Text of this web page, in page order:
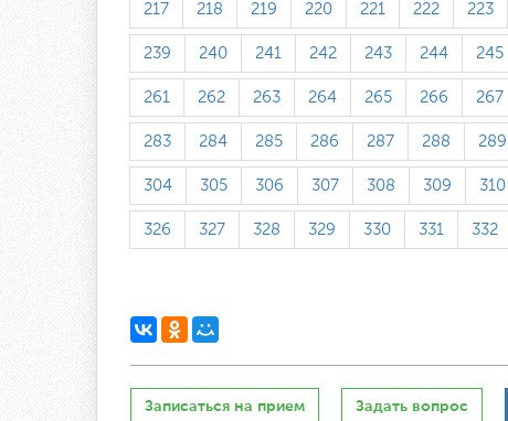
217 218 219 220 221 222 223
239 240 241 242 243 244 245
261 262 263 264 265 266 267
283 284 285 286 287 288 289
304 305 306 307 308 309 310
326 327 328 329 330 331 332
Записаться на прием Задать вопрос